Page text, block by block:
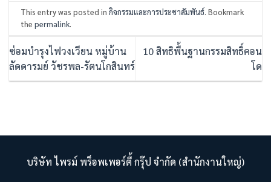
This entry was posted inกิจกรรมและการประชาสัมพันธ์. Bookmark
thepermalink.
ซ่อมบำรุงไฟวงเวียน หมู่บ้าน
ลัดดารมย์ วัชรพล-รัตนโกสินทร์
10 สิทธิพื้นฐานกรรมสิทธิ์คอน
โด
บริษัท ไพรม์ พร็อพเพอร์ตี้ กรุ๊ป จำกัด (สำนักงานใหญ่)